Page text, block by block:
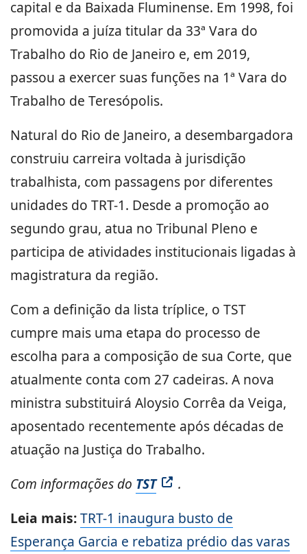
capital e da Baixada Fluminense. Em 1998, foi
promovida a juíza titular da 33ª Vara do
Trabalho do Rio de Janeiro e, em 2019,
passou a exercer suas funções na 1ª Vara do
Trabalho de Teresópolis.
Natural do Rio de Janeiro, a desembargadora
construiu carreira voltada à jurisdição
trabalhista, com passagens por diferentes
unidades do TRT-1. Desde a promoção ao
segundo grau, atua no Tribunal Pleno e
participa de atividades institucionais ligadas à
magistratura da região.
Com a definição da lista tríplice, o TST
cumpre mais uma etapa do processo de
escolha para a composição de sua Corte, que
atualmente conta com 27 cadeiras. A nova
ministra substituirá Aloysio Corrêa da Veiga,
aposentado recentemente após décadas de
atuação na Justiça do Trabalho.
Com informações do TST
.
Leia mais:TRT-1 inaugura busto de
Esperança Garcia e rebatiza prédio das varas